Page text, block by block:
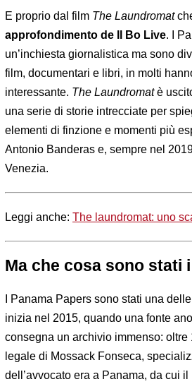
E proprio dal film The Laundromat
approfondimento de Il Bo Live. I
un’inchiesta giornalistica ma sono
film, documentari e libri, in molti
interessante. The Laundromatè
una serie di storie intrecciate per
elementi di finzione e momenti più
Antonio Banderas e, sempre nel
Venezia.
Leggi anche: The laundromat: uno
Ma che cosa sono stati
I Panama Papers sono stati una
inizia nel 2015, quando una fonte
consegna un archivio immenso:
legale di Mossack Fonseca,
dell’avvocato era a Panama, da cui il